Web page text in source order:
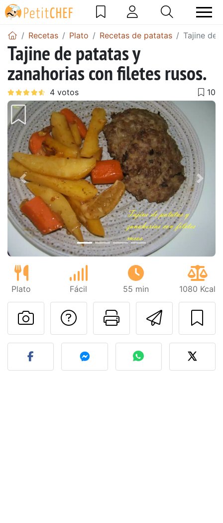
Recetas Plato Recetas de patatas Tajine de
Tajine de patatas y
zanahorias con filetes rusos.
Anterior
Plato Fácil 55 min 1080 Kcal
Imprimir
Preguntar al autor
Publicar la foto de esta